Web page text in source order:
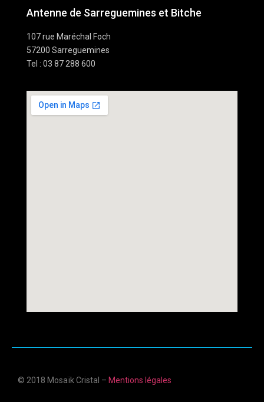
Antenne de Sarreguemines et Bitche
107 rue Maréchal Foch
57200 Sarreguemines
Tel : 03 87 288 600
© 2018 Mosaïk Cristal – Mentions légales